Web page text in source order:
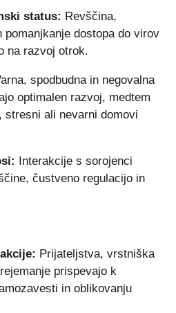
status: Revščina,
pomanjkanje dostopa do virov
na razvoj otrok.
spodbudna in negovalna
optimalen razvoj, medtem
stresni ali nevarni domovi
Interakcije s sorojenci
čustveno regulacijo in
Prijateljstva, vrstniška
prispevajo k
in oblikovanju